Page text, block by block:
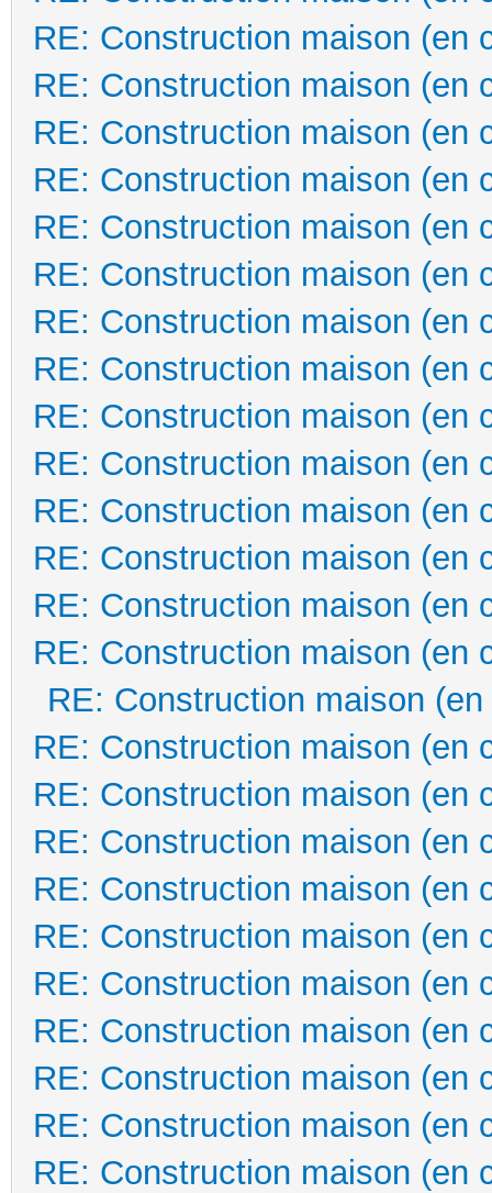
RE: Construction maison (en
RE: Construction maison (en
RE: Construction maison (en
RE: Construction maison (en
RE: Construction maison (en
RE: Construction maison (en
RE: Construction maison (en
RE: Construction maison (en
RE: Construction maison (en
RE: Construction maison (en
RE: Construction maison (en
RE: Construction maison (en
RE: Construction maison (en
RE: Construction maison (en
RE: Construction maison
RE: Construction maison (en
RE: Construction maison (en
RE: Construction maison (en
RE: Construction maison (en
RE: Construction maison (en
RE: Construction maison (en
RE: Construction maison (en
RE: Construction maison (en
RE: Construction maison (en
RE: Construction maison (en